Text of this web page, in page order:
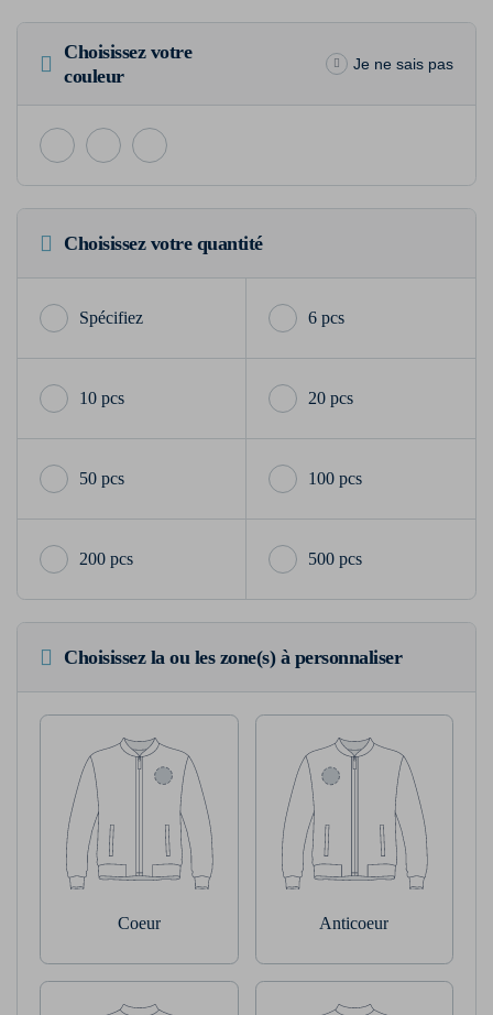
Choisissez votre
couleur
Je ne sais pas
Choisissez votre quantité
6 pcs
10 pcs 20 pcs
50 pcs 100 pcs
200 pcs 500 pcs
Choisissez la ou les zone(s) à personnaliser
Coeur Anticoeur